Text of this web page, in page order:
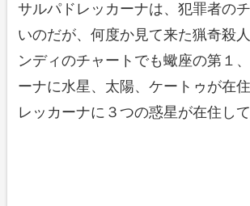
サルパドレッカーナは、犯罪者の
いのだが、何度か見て来た猟奇殺
ンディのチャートでも蠍座の第１
ーナに水星、太陽、ケートゥが在
レッカーナに３つの惑星が在住して